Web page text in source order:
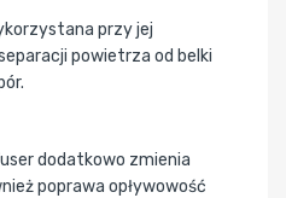
przy jej
powietrza od belki
dodatkowo zmienia
poprawa opływowość